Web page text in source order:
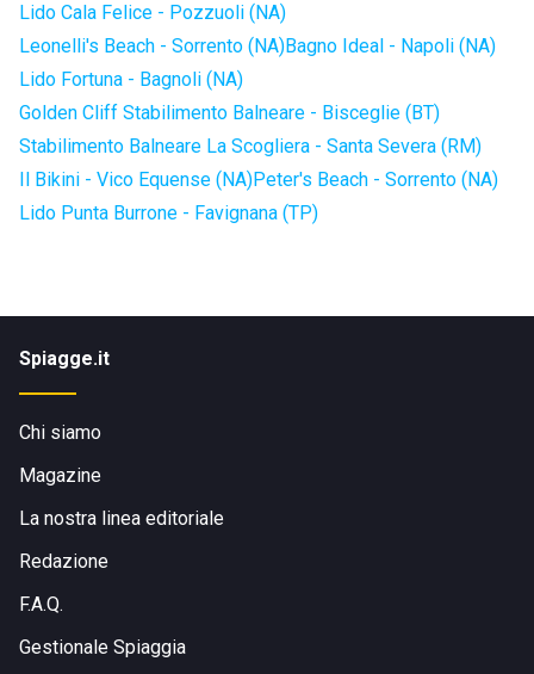
Lido Cala Felice - Pozzuoli (NA)
Leonelli's Beach - Sorrento (NA)Bagno Ideal - Napoli (NA)
Lido Fortuna - Bagnoli (NA)
Golden Cliff Stabilimento Balneare - Bisceglie (BT)
Stabilimento Balneare La Scogliera - Santa Severa (RM)
Il Bikini - Vico Equense (NA)Peter's Beach - Sorrento (NA)
Lido Punta Burrone - Favignana (TP)
Spiagge.it
Chi siamo
Magazine
La nostra linea editoriale
Redazione
F.A.Q.
Gestionale Spiaggia